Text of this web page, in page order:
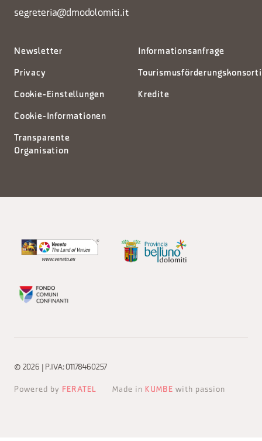
segreteria@dmodolomiti.it
Newsletter
Privacy
Cookie-Einstellungen
Cookie-Informationen
Transparente
Organisation
Informationsanfrage
Kredite
© 2026 | P.IVA: 01178460257
Powered by FERATEL Made in KUMBE with passion